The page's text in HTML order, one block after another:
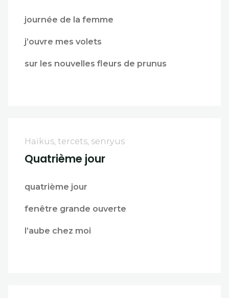
journée de la femme
j’ouvre mes volets
sur les nouvelles fleurs de prunus
Haïkus, tercets, senryus
Quatrième jour
quatrième jour
fenêtre grande ouverte
l’aube chez moi